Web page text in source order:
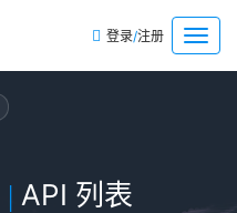
菜
单
登录/注册
| API 列表